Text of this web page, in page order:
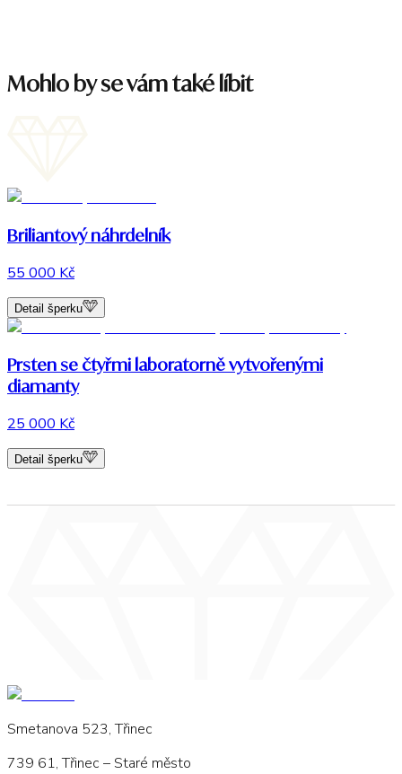
Mohlo by se vám také líbit
Briliantový náhrdelník
55 000 Kč
Detail šperku
Prsten se čtyřmi laboratorně vytvořenými
diamanty
25 000 Kč
Detail šperku
Smetanova 523, Třinec
739 61, Třinec – Staré město